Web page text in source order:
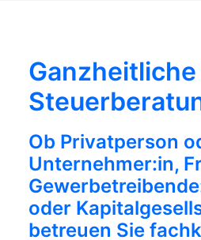
Ganzheitliche
Ob Privatperson
Unternehmer:in,
oder
betreuen Sie